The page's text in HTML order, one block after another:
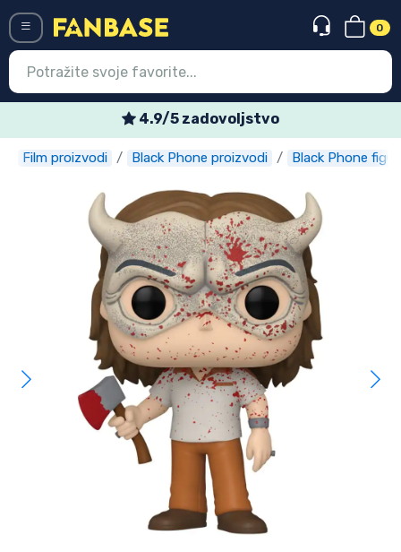
0
Tjedne posebne ponude
Film proizvodi Black Phone proizvodi Black Phone
Ulazak Registracija
Najnovije proizvodi
Ekspresna dostava
Prednarudžbe
Outlet proizvodi
Dostava i plaćanje
TV serija proizvodi
Film proizvodi